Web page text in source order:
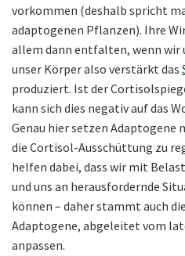
vorkommen (deshalb spricht
adaptogenen Pflanzen). Ihre
allem dann entfalten, wenn wir
unser Körper also verstärkt das
produziert. Ist der
kann sich dies negativ auf das
Genau hier setzen Adaptogene
die Cortisol-Ausschüttung zu
helfen dabei, dass wir mit
und uns an herausfordernde
können – daher stammt auch
Adaptogene, abgeleitet vom
anpassen.